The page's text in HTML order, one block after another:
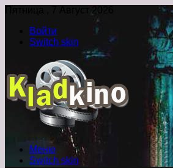
Пятница , 7 Август 2026
Войти
Switch skin
Меню
Switch skin